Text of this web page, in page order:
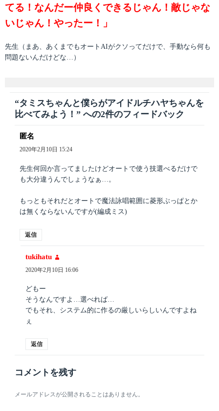
てる！なんだー仲良くできるじゃん！敵じゃな
いじゃん！やったー！」
先生（まあ、あくまでもオートAIがクソってだけで、手動なら何も
問題ないんだけどな…）
“タミスちゃんと僕らがアイドルチハヤちゃんを
比べてみよう！” への2件のフィードバック
匿名
り:
2020年2月10日 15:24
先生何回か言ってましたけどオートで使う技選べるだけで
も大分違うんでしょうなぁ…。
もっともそれだとオートで魔法詠唱範囲に菱形ぶっぱとか
は無くならないんですが(編成ミス)
返信
tukihatu
り:
2020年2月10日 16:06
どもー
そうなんですよ…選べれば…
でもそれ、システム的に作るの厳しいらしいんですよね
ぇ
返信
コメントを残す
メールアドレスが公開されることはありません。